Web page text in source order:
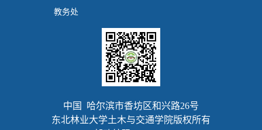
教务处
中国 哈尔滨市香坊区和兴路26号
东北林业大学土木与交通学院版权所有